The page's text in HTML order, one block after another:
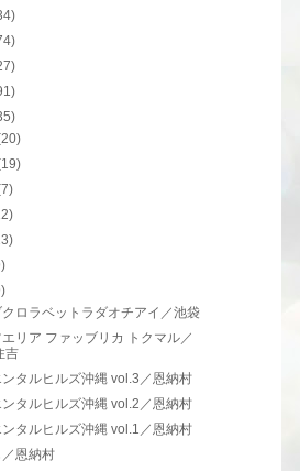
ロラベットラダオチアイ／池袋
リア ファッブリカ トクマル／
吉
タルヒルズ沖縄 vol.3／恩納村
タルヒルズ沖縄 vol.2／恩納村
タルヒルズ沖縄 vol.1／恩納村
恩納村